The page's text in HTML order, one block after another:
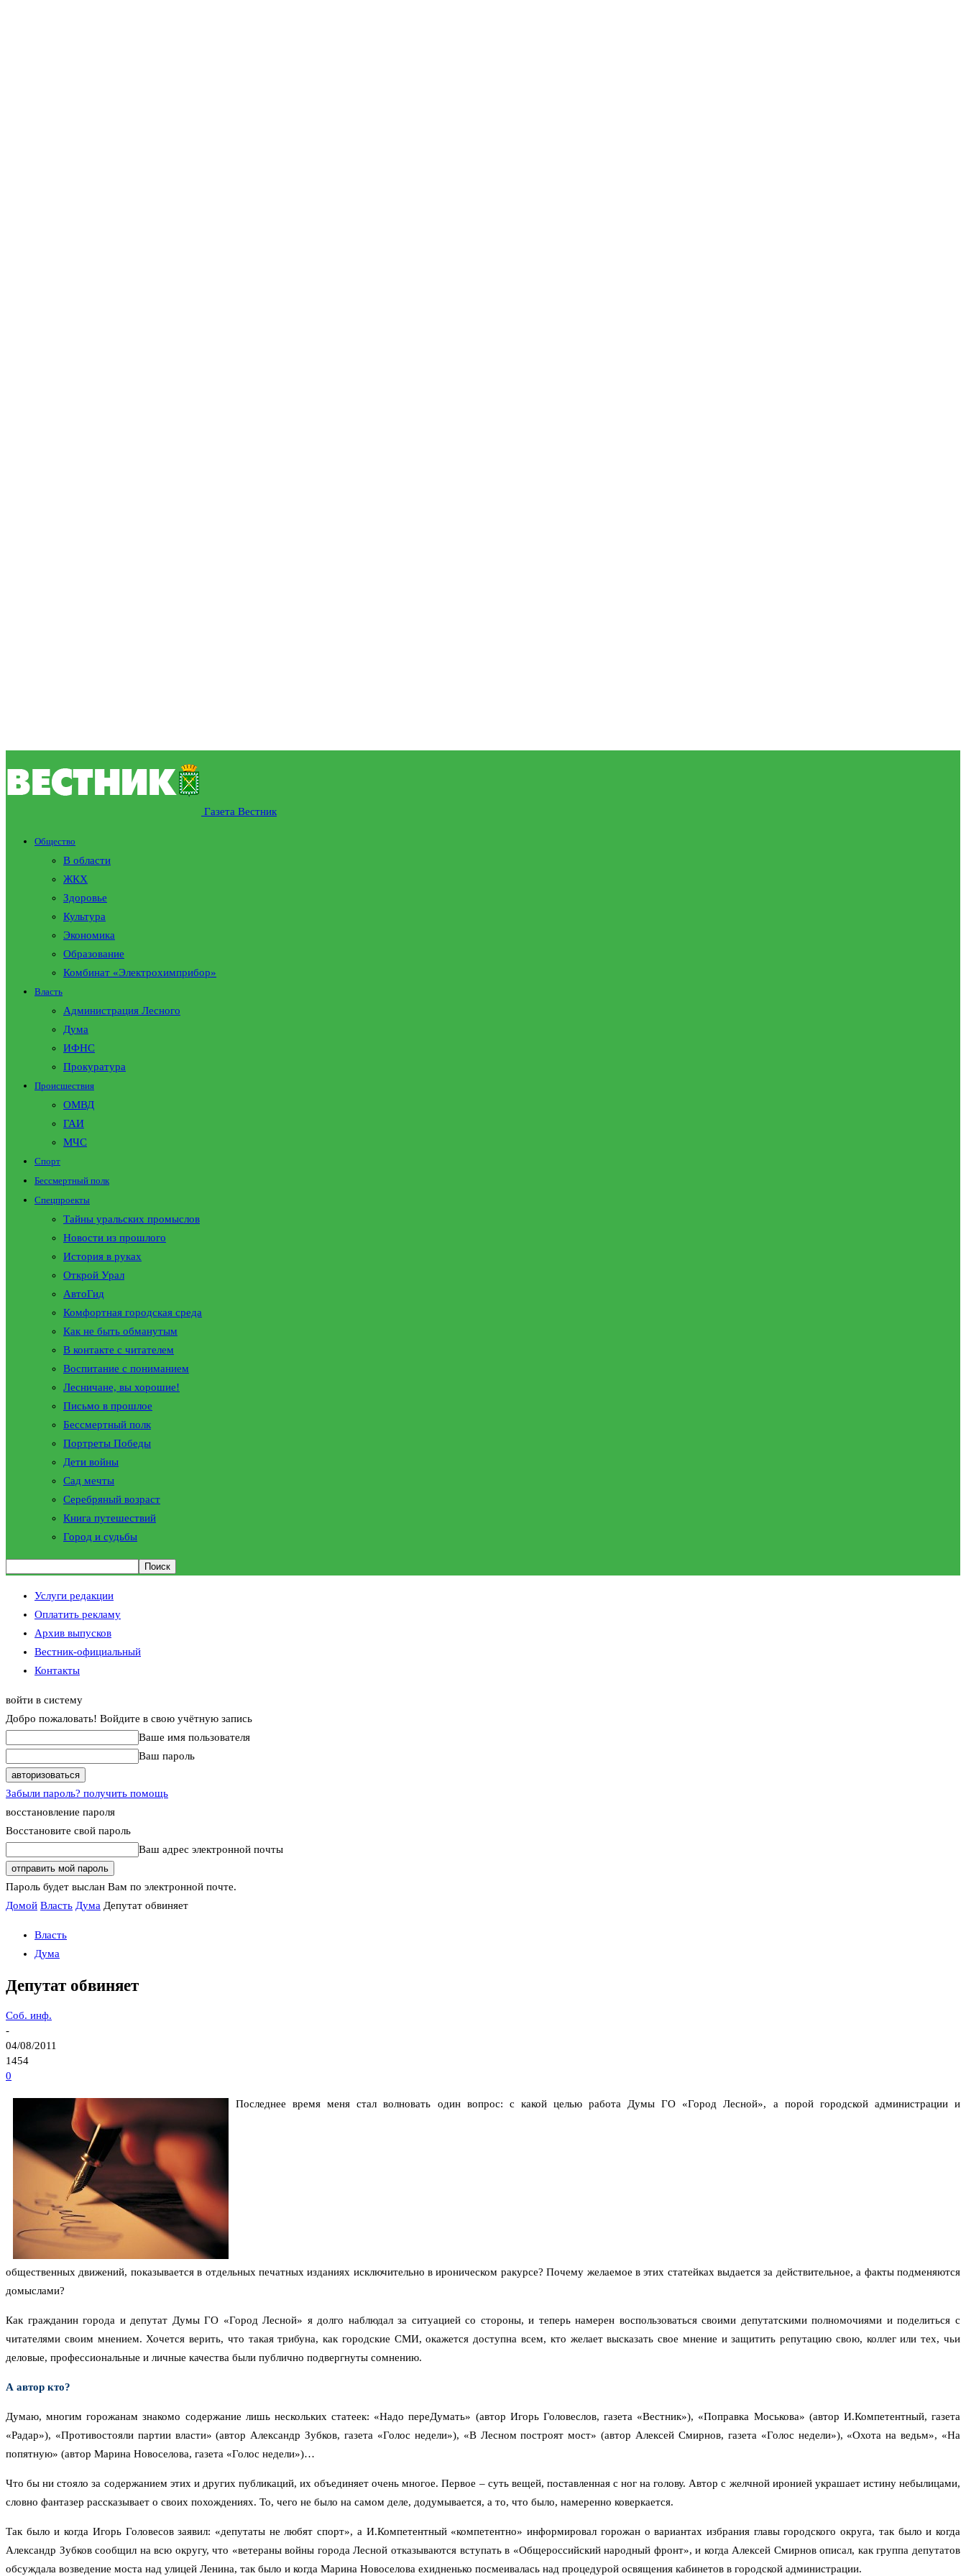
Газета Вестник
Общество
В области
ЖКХ
Здоровье
Культура
Экономика
Образование
Комбинат «Электрохимприбор»
Власть
Администрация Лесного
Дума
ИФНС
Прокуратура
Происшествия
ОМВД
ГАИ
МЧС
Спорт
Бессмертный полк
Спецпроекты
Тайны уральских промыслов
Новости из прошлого
История в руках
Открой Урал
АвтоГид
Комфортная городская среда
Как не быть обманутым
В контакте с читателем
Воспитание с пониманием
Лесничане, вы хорошие!
Письмо в прошлое
Бессмертный полк
Портреты Победы
Дети войны
Сад мечты
Серебряный возраст
Книга путешествий
Город и судьбы
Услуги редакции
Оплатить рекламу
Архив выпусков
Вестник-официальный
Контакты
войти в систему
Добро пожаловать! Войдите в свою учётную запись
Ваше имя пользователя
Ваш пароль
Забыли пароль? получить помощь
восстановление пароля
Восстановите свой пароль
Ваш адрес электронной почты
Пароль будет выслан Вам по электронной почте.
Домой Власть Дума Депутат обвиняет
Власть
Дума
Депутат обвиняет
Соб. инф.
-
04/08/2011
1454
0
Последнее время меня стал волновать один вопрос: с какой целью работа Думы ГО «Город Лесной», а порой городской администрации и
общественных движений, показывается в отдельных печатных изданиях исключительно в ироническом ракурсе? Почему желаемое в этих статейках выдается за действительное, а факты подменяются
домыслами?
Как гражданин города и депутат Думы ГО «Город Лесной» я долго наблюдал за ситуацией со стороны, и теперь намерен воспользоваться своими депутатскими полномочиями и поделиться с
читателями своим мнением. Хочется верить, что такая трибуна, как городские СМИ, окажется доступна всем, кто желает высказать свое мнение и защитить репутацию свою, коллег или тех, чьи
деловые, профессиональные и личные качества были публично подвергнуты сомнению.
А автор кто?
Думаю, многим горожанам знакомо содержание лишь нескольких статеек: «Надо переДумать» (автор Игорь Головеслов, газета «Вестник»), «Поправка Моськова» (автор И.Компетентный, газета
«Радар»), «Противостояли партии власти» (автор Александр Зубков, газета «Голос недели»), «В Лесном построят мост» (автор Алексей Смирнов, газета «Голос недели»), «Охота на ведьм», «На
попятную» (автор Марина Новоселова, газета «Голос недели»)…
Что бы ни стояло за содержанием этих и других публикаций, их объединяет очень многое. Первое – суть вещей, поставленная с ног на голову. Автор с желчной иронией украшает истину небылицами,
словно фантазер рассказывает о своих похождениях. То, чего не было на самом деле, додумывается, а то, что было, намеренно коверкается.
Так было и когда Игорь Головесов заявил: «депутаты не любят спорт», а И.Компетентный «компетентно» информировал горожан о вариантах избрания главы городского округа, так было и когда
Александр Зубков сообщил на всю округу, что «ветераны войны города Лесной отказываются вступать в «Общероссийский народный фронт», и когда Алексей Смирнов описал, как группа депутатов
обсуждала возведение моста над улицей Ленина, так было и когда Марина Новоселова ехидненько посмеивалась над процедурой освящения кабинетов в городской администрации.